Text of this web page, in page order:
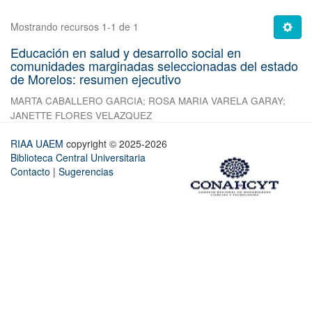
Mostrando recursos 1-1 de 1
Educación en salud y desarrollo social en
comunidades marginadas seleccionadas del estado
de Morelos: resumen ejecutivo
MARTA CABALLERO GARCIA; ROSA MARIA VARELA GARAY;
JANETTE FLORES VELAZQUEZ
RIAA UAEM copyright © 2025-2026
Biblioteca Central Universitaria
Contacto | Sugerencias